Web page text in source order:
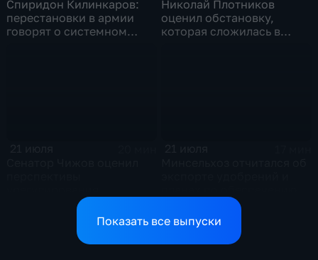
Спиридон Килинкаров:
перестановки в армии
говорят о системном
Николай Плотников
оценил обстановку,
которая сложилась в
конфликтов на Ближнем
Востоке и диалог с
аграриев топливом
Показать все выпуски